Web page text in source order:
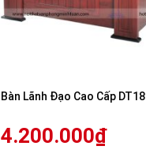
Bàn Lãnh Đạo Cao Cấp
4.200.000₫